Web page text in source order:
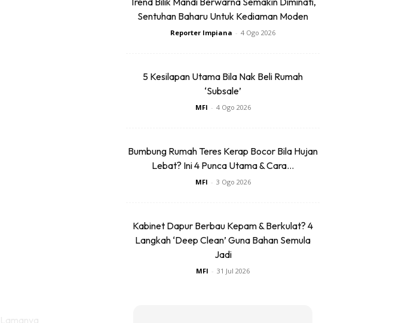
Sentuhan Baharu Untuk Kediaman Moden
Reporter Impiana - 4 Ogo 2026
5 Kesilapan Utama Bila Nak Beli Rumah
‘Subsale’
MFI - 4 Ogo 2026
Bumbung Rumah Teres Kerap Bocor Bila Hujan
Lebat? Ini 4 Punca Utama & Cara...
MFI - 3 Ogo 2026
Kabinet Dapur Berbau Kepam & Berkulat? 4
Langkah ‘Deep Clean’ Guna Bahan Semula
Jadi
MFI - 31 Jul 2026